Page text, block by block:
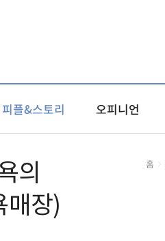
피플&스토리 오피니언
의
장)
홈